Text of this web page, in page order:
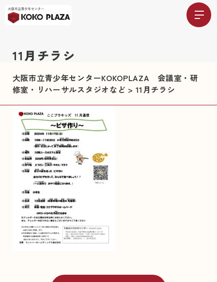
11月チラシ
大阪市立青少年センターKOKOPLAZA 会議室・研
修室・リハーサルスタジオなど > 11月チラシ